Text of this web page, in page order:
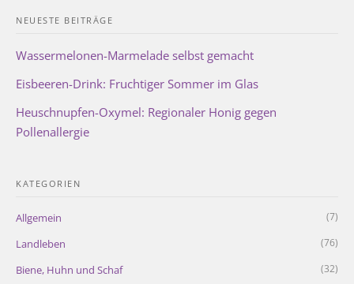
NEUESTE BEITRÄGE
Wassermelonen-Marmelade selbst gemacht
Eisbeeren-Drink: Fruchtiger Sommer im Glas
Heuschnupfen-Oxymel: Regionaler Honig gegen
Pollenallergie
KATEGORIEN
Allgemein (7)
Landleben (76)
Biene, Huhn und Schaf (32)